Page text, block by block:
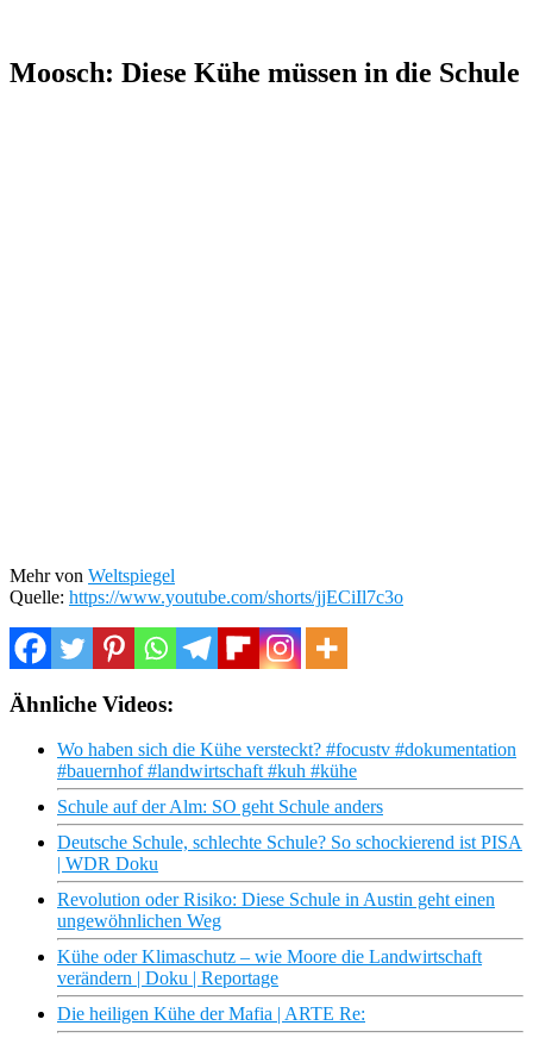
Moosch: Diese Kühe müssen in die Schule
Mehr von Weltspiegel
Quelle: https://www.youtube.com/shorts/jjECiIl7c3o
Ähnliche Videos:
Wo haben sich die Kühe versteckt? #focustv #dokumentation
#bauernhof #landwirtschaft #kuh #kühe
Schule auf der Alm: SO geht Schule anders
Deutsche Schule, schlechte Schule? So schockierend ist PISA
| WDR Doku
Revolution oder Risiko: Diese Schule in Austin geht einen
ungewöhnlichen Weg
Kühe oder Klimaschutz – wie Moore die Landwirtschaft
verändern | Doku | Reportage
Die heiligen Kühe der Mafia | ARTE Re: